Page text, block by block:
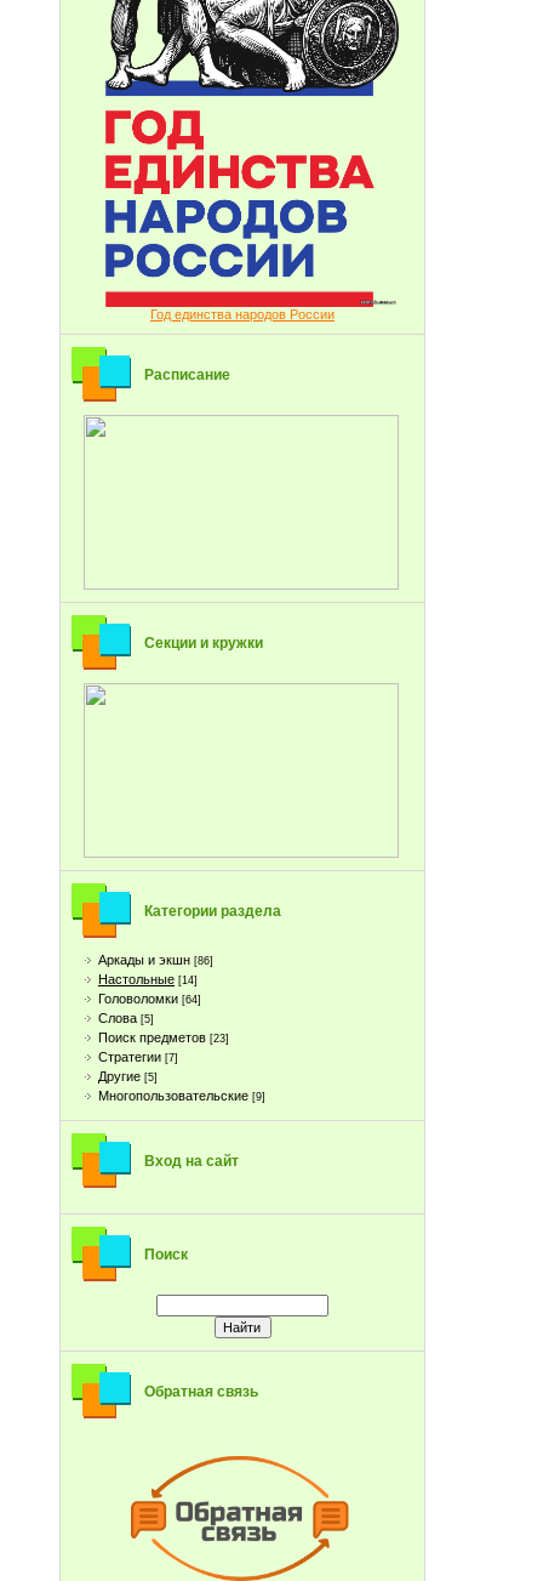
Год единства народов России
Расписание
Секции и кружки
Категории раздела
Аркады и экшн [86]
Настольные [14]
Головоломки [64]
Слова [5]
Поиск предметов [23]
Стратегии [7]
Другие [5]
Многопользовательские [9]
Вход на сайт
Поиск
Обратная связь